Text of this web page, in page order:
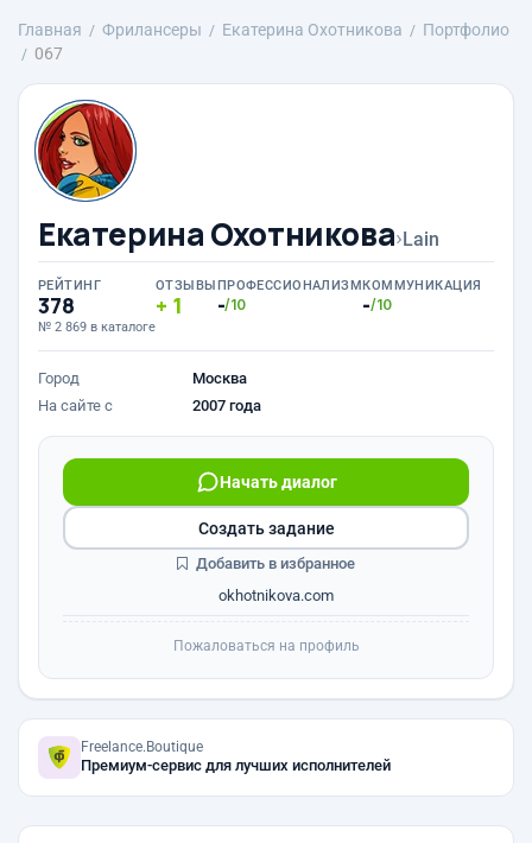
Главная Фрилансеры Екатерина Охотникова
Портфолио
067
Екатерина Охотникова›Lain
РЕЙТИНГ
378
№ 2 869 в каталоге
ОТЗЫВЫ
1
ПРОФЕССИОНАЛИЗМ
-/10
КОММУНИКАЦИЯ
-/10
Город
Москва
На сайте с
2007 года
Начать диалог
okhotnikova.com
Создать задание
Добавить в избранное
Пожаловаться на профиль
Freelance.Boutique
Премиум-сервис для лучших исполнителей